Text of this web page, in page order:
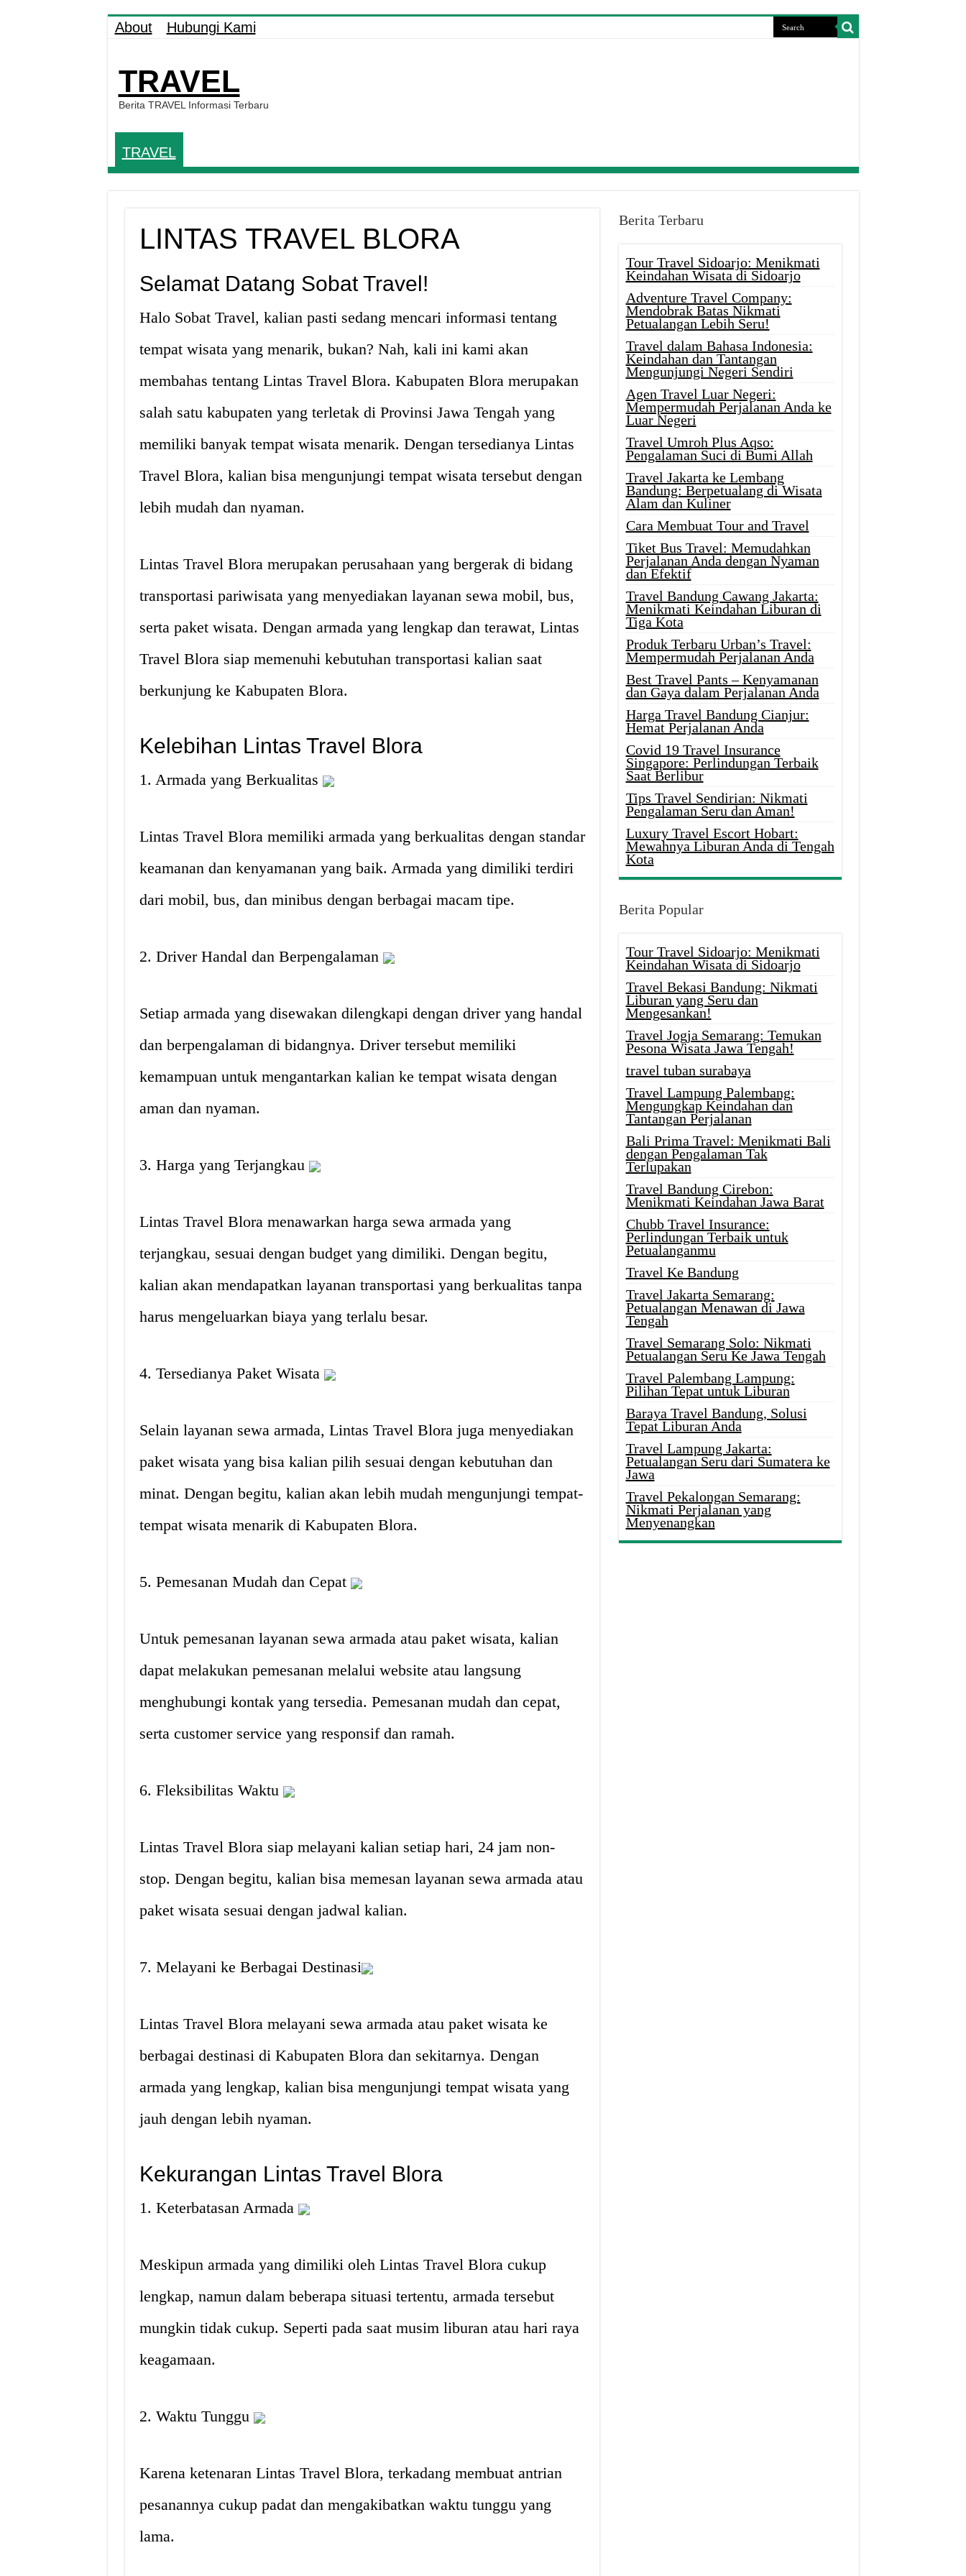
About Hubungi Kami
TRAVEL
Berita TRAVEL Informasi Terbaru
TRAVEL
LINTAS TRAVEL BLORA
Selamat Datang Sobat Travel!
Halo Sobat Travel, kalian pasti sedang mencari informasi tentang
tempat wisata yang menarik, bukan? Nah, kali ini kami akan
membahas tentang Lintas Travel Blora. Kabupaten Blora merupakan
salah satu kabupaten yang terletak di Provinsi Jawa Tengah yang
memiliki banyak tempat wisata menarik. Dengan tersedianya Lintas
Travel Blora, kalian bisa mengunjungi tempat wisata tersebut dengan
lebih mudah dan nyaman.
Lintas Travel Blora merupakan perusahaan yang bergerak di bidang
transportasi pariwisata yang menyediakan layanan sewa mobil, bus,
serta paket wisata. Dengan armada yang lengkap dan terawat, Lintas
Travel Blora siap memenuhi kebutuhan transportasi kalian saat
berkunjung ke Kabupaten Blora.
Kelebihan Lintas Travel Blora
1. Armada yang Berkualitas
Lintas Travel Blora memiliki armada yang berkualitas dengan standar
keamanan dan kenyamanan yang baik. Armada yang dimiliki terdiri
dari mobil, bus, dan minibus dengan berbagai macam tipe.
2. Driver Handal dan Berpengalaman
Setiap armada yang disewakan dilengkapi dengan driver yang handal
dan berpengalaman di bidangnya. Driver tersebut memiliki
kemampuan untuk mengantarkan kalian ke tempat wisata dengan
aman dan nyaman.
3. Harga yang Terjangkau
Lintas Travel Blora menawarkan harga sewa armada yang
terjangkau, sesuai dengan budget yang dimiliki. Dengan begitu,
kalian akan mendapatkan layanan transportasi yang berkualitas tanpa
harus mengeluarkan biaya yang terlalu besar.
4. Tersedianya Paket Wisata
Selain layanan sewa armada, Lintas Travel Blora juga menyediakan
paket wisata yang bisa kalian pilih sesuai dengan kebutuhan dan
minat. Dengan begitu, kalian akan lebih mudah mengunjungi tempat-
tempat wisata menarik di Kabupaten Blora.
5. Pemesanan Mudah dan Cepat
Untuk pemesanan layanan sewa armada atau paket wisata, kalian
dapat melakukan pemesanan melalui website atau langsung
menghubungi kontak yang tersedia. Pemesanan mudah dan cepat,
serta customer service yang responsif dan ramah.
6. Fleksibilitas Waktu
Lintas Travel Blora siap melayani kalian setiap hari, 24 jam non-
stop. Dengan begitu, kalian bisa memesan layanan sewa armada atau
paket wisata sesuai dengan jadwal kalian.
7. Melayani ke Berbagai Destinasi
Lintas Travel Blora melayani sewa armada atau paket wisata ke
berbagai destinasi di Kabupaten Blora dan sekitarnya. Dengan
armada yang lengkap, kalian bisa mengunjungi tempat wisata yang
jauh dengan lebih nyaman.
Kekurangan Lintas Travel Blora
1. Keterbatasan Armada
Meskipun armada yang dimiliki oleh Lintas Travel Blora cukup
lengkap, namun dalam beberapa situasi tertentu, armada tersebut
mungkin tidak cukup. Seperti pada saat musim liburan atau hari raya
keagamaan.
2. Waktu Tunggu
Karena ketenaran Lintas Travel Blora, terkadang membuat antrian
pesanannya cukup padat dan mengakibatkan waktu tunggu yang
lama.
Berita Terbaru
Tour Travel Sidoarjo: Menikmati
Keindahan Wisata di Sidoarjo
Adventure Travel Company:
Mendobrak Batas Nikmati
Petualangan Lebih Seru!
Travel dalam Bahasa Indonesia:
Keindahan dan Tantangan
Mengunjungi Negeri Sendiri
Agen Travel Luar Negeri:
Mempermudah Perjalanan Anda ke
Luar Negeri
Travel Umroh Plus Aqso:
Pengalaman Suci di Bumi Allah
Travel Jakarta ke Lembang
Bandung: Berpetualang di Wisata
Alam dan Kuliner
Cara Membuat Tour and Travel
Tiket Bus Travel: Memudahkan
Perjalanan Anda dengan Nyaman
dan Efektif
Travel Bandung Cawang Jakarta:
Menikmati Keindahan Liburan di
Tiga Kota
Produk Terbaru Urban’s Travel:
Mempermudah Perjalanan Anda
Best Travel Pants – Kenyamanan
dan Gaya dalam Perjalanan Anda
Harga Travel Bandung Cianjur:
Hemat Perjalanan Anda
Covid 19 Travel Insurance
Singapore: Perlindungan Terbaik
Saat Berlibur
Tips Travel Sendirian: Nikmati
Pengalaman Seru dan Aman!
Luxury Travel Escort Hobart:
Mewahnya Liburan Anda di Tengah
Kota
Berita Popular
Tour Travel Sidoarjo: Menikmati
Keindahan Wisata di Sidoarjo
Travel Bekasi Bandung: Nikmati
Liburan yang Seru dan
Mengesankan!
Travel Jogja Semarang: Temukan
Pesona Wisata Jawa Tengah!
travel tuban surabaya
Travel Lampung Palembang:
Mengungkap Keindahan dan
Tantangan Perjalanan
Bali Prima Travel: Menikmati Bali
dengan Pengalaman Tak
Terlupakan
Travel Bandung Cirebon:
Menikmati Keindahan Jawa Barat
Chubb Travel Insurance:
Perlindungan Terbaik untuk
Petualanganmu
Travel Ke Bandung
Travel Jakarta Semarang:
Petualangan Menawan di Jawa
Tengah
Travel Semarang Solo: Nikmati
Petualangan Seru Ke Jawa Tengah
Travel Palembang Lampung:
Pilihan Tepat untuk Liburan
Baraya Travel Bandung, Solusi
Tepat Liburan Anda
Travel Lampung Jakarta:
Petualangan Seru dari Sumatera ke
Jawa
Travel Pekalongan Semarang:
Nikmati Perjalanan yang
Menyenangkan